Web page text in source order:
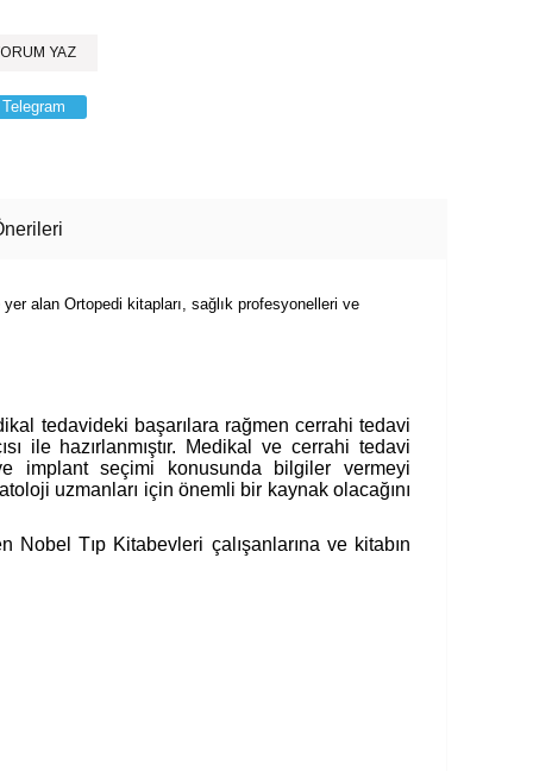
YAZ
Telegram
alan Ortopedi kitapları, sağlık profesyonelleri ve
tedavideki başarılara rağmen cerrahi tedavi
ile hazırlanmıştır. Medikal ve cerrahi tedavi
implant seçimi konusunda bilgiler vermeyi
uzmanları için önemli bir kaynak olacağını
Nobel Tıp Kitabevleri çalışanlarına ve kitabın